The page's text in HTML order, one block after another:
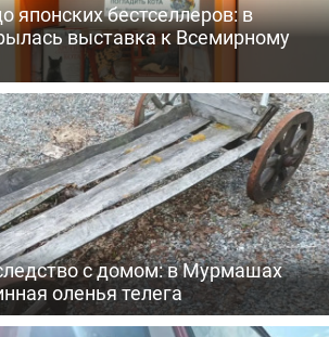
японских бестселлеров: в
выставка к Всемирному
с домом: в Мурмашах
оленья телега